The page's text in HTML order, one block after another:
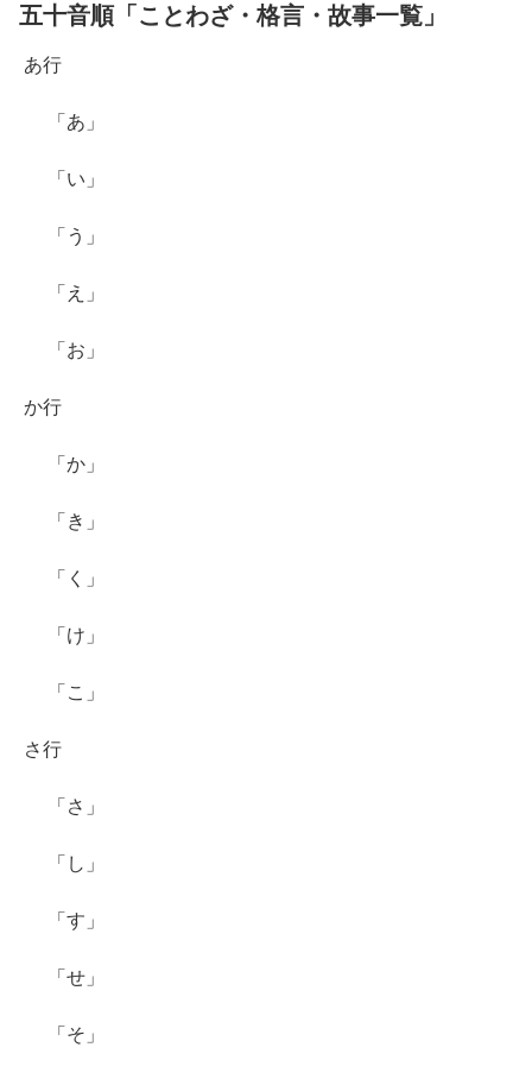
五十音順「ことわざ・格言・故事一覧」
あ行
「あ」
「い」
「う」
「え」
「お」
か行
「か」
「き」
「く」
「け」
「こ」
さ行
「さ」
「し」
「す」
「せ」
「そ」